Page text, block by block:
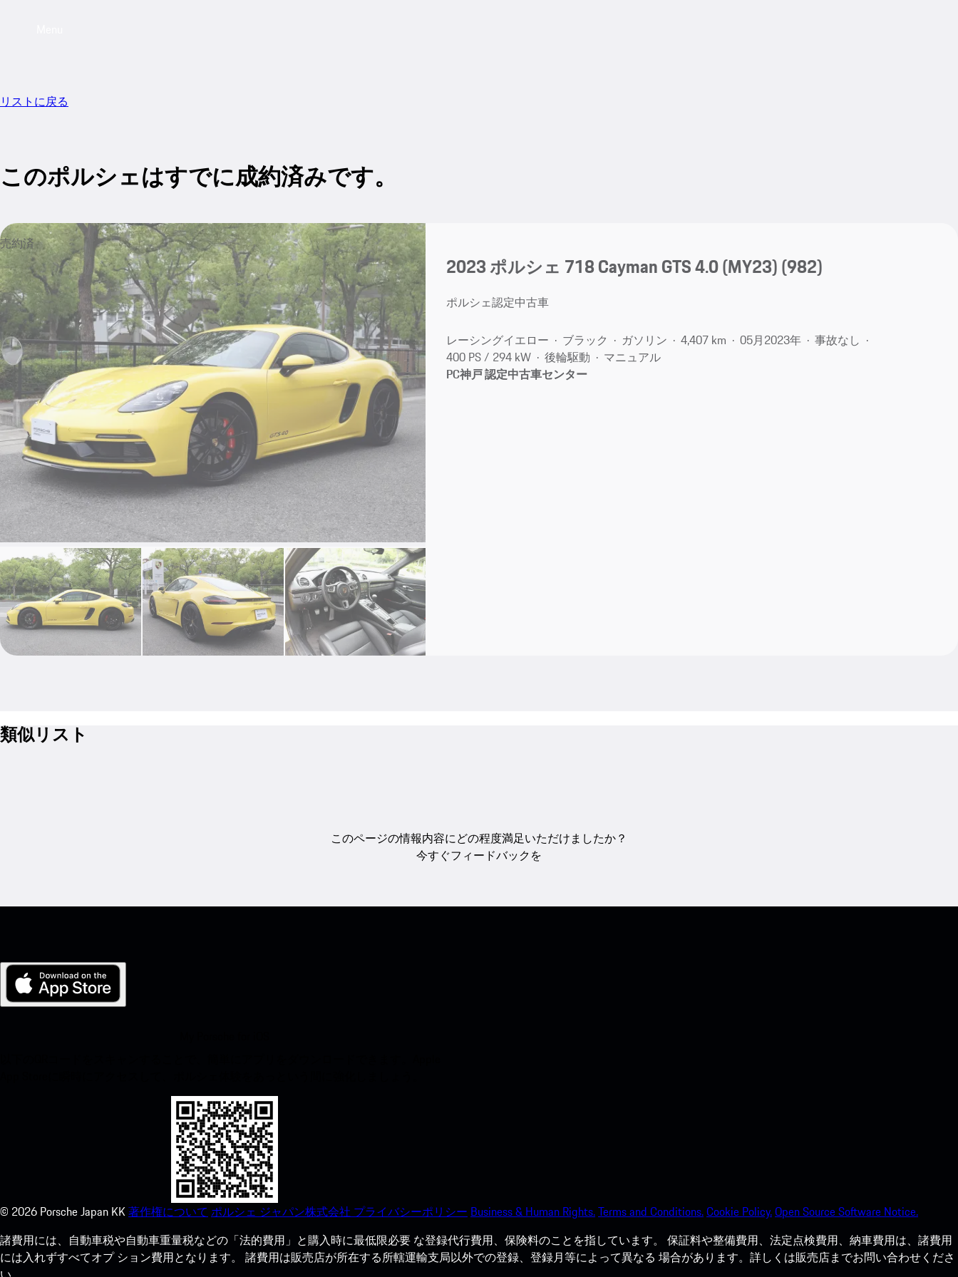
リストに戻る
このポルシェはすでに成約済みです。
売約済
2023 ポルシェ 718 Cayman GTS 4.0 (MY23)(982)
ポルシェ認定中古車
レーシングイエロー ブラック ガソリン 4,407 km 05月​2023年
事故なし
400 PS / 294 kW
後輪駆動
マニュアル
PC神戸 認定中古車センター
類似リスト
このページの情報内容にどの程度満足いただけましたか？
今すぐフィードバックを
© 2026 Porsche Japan KK著作権について ポルシェ ジャパン株式会社 プライバシーポリシー Business & Human Rights.Terms and Conditions.Cookie Policy.Open Source Software Notice.
諸費用には、自動車税や自動車重量税などの「法的費用」と購入時に最低限必要 な登録代行費用、保険料のことを指しています。 保証料や整備費用、法定点検費用、納車費用は、諸費用
には入れずすべてオプ ション費用となります。 諸費用は販売店が所在する所轄運輸支局以外での登録、登録月等によって異なる 場合があります。詳しくは販売店までお問い合わせくださ